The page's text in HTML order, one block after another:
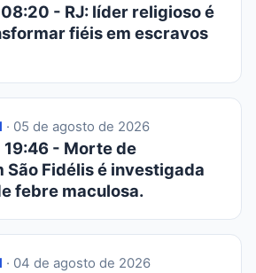
- RJ: líder religioso é
fiéis em escravos
· 05 de agosto de 2026
- Morte de
São Fidélis é investigada
febre maculosa.
· 04 de agosto de 2026